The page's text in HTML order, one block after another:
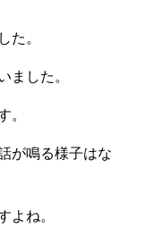
た。
ました。
。
が鳴る様子はな
よね。